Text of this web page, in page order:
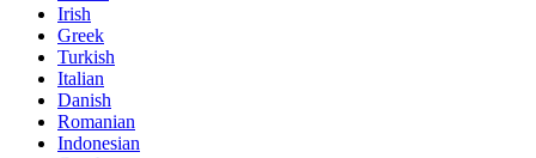
Irish
Greek
Turkish
Italian
Danish
Romanian
Indonesian